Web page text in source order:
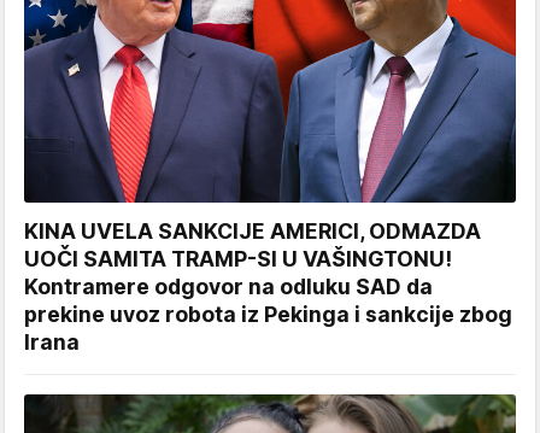
KINA UVELA SANKCIJE AMERICI, ODMAZDA
UOČI SAMITA TRAMP-SI U VAŠINGTONU!
Kontramere odgovor na odluku SAD da
prekine uvoz robota iz Pekinga i sankcije zbog
Irana